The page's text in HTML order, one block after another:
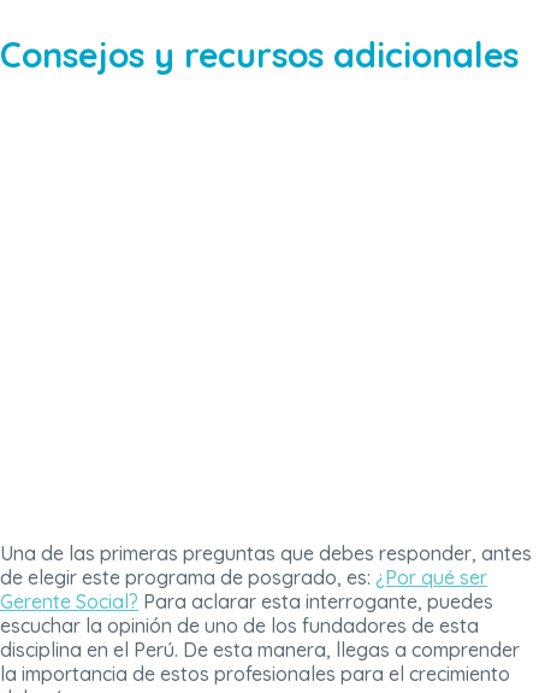
Consejos y recursos adicionales
Una de las primeras preguntas que debes responder, antes
de elegir este programa de posgrado, es: ¿Por qué ser
Gerente Social? Para aclarar esta interrogante, puedes
escuchar la opinión de uno de los fundadores de esta
disciplina en el Perú. De esta manera, llegas a comprender
la importancia de estos profesionales para el crecimiento